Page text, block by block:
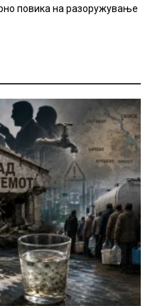
повика на разоружување